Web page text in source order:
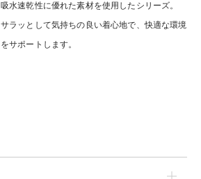
吸水速乾性に優れた素材を使用したシリーズ。
サラッとして気持ちの良い着心地で、快適な環境
をサポートします。